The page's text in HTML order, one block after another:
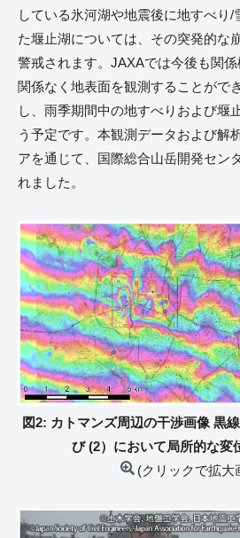
している氷河湖や地震後に地すべり
た堰止湖については、その突発的な
警戒されます。JAXAでは今後も関
関係なく地表面を観測することがで
し、雨季期間中の地すべりおよび堰
う予定です。本観測データおよび解
アを通じて、国際総合山岳開発セン
れました。
図2: カトマンズ周辺の干渉画像 黒
び (2）において局所的な変
(クリックで拡大